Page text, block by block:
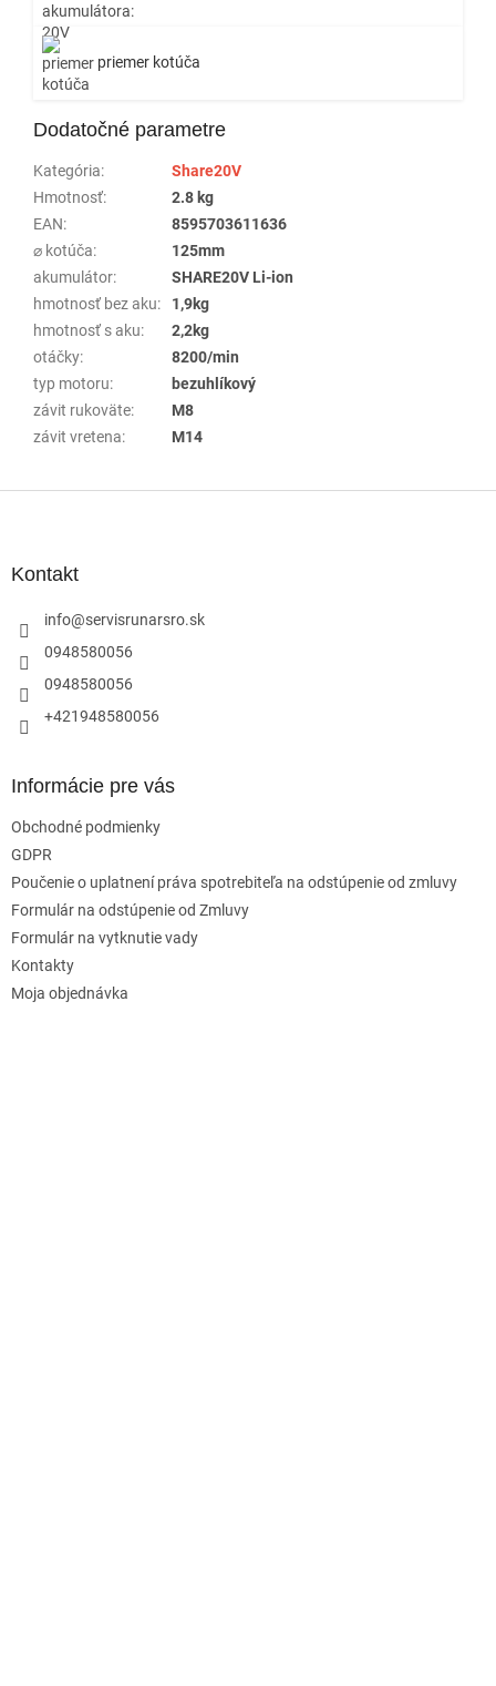
priemer kotúča
Dodatočné parametre
Kategória:
Share20V
Hmotnosť:
2.8 kg
EAN:
8595703611636
⌀ kotúča:
125mm
akumulátor:
SHARE20V Li-ion
hmotnosť bez aku:
1,9kg
hmotnosť s aku:
2,2kg
otáčky:
8200/min
typ motoru:
bezuhlíkový
závit rukoväte:
M8
závit vretena: M14
Kontakt
info@servisrunarsro.sk
0948580056
0948580056
+421948580056
Informácie pre vás
Obchodné podmienky
GDPR
Poučenie o uplatnení práva spotrebiteľa na odstúpenie od zmluvy
Formulár na odstúpenie od Zmluvy
Formulár na vytknutie vady
Kontakty
Moja objednávka